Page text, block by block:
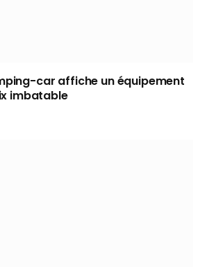
car affiche un équipement
imbatable